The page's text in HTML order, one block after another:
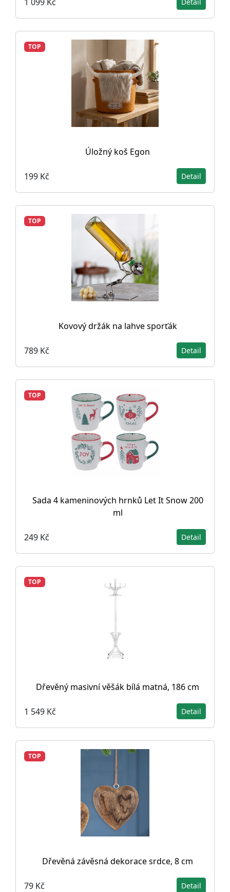
TOP
Úložný koš Egon
199 Kč Detail
TOP
Kovový držák na lahve sporťák
789 Kč Detail
TOP
Sada 4 kameninových hrnků Let It Snow 200
ml
249 Kč Detail
TOP
Dřevěný masivní věšák bílá matná, 186 cm
1 549 Kč Detail
TOP
Dřevěná závěsná dekorace srdce, 8 cm
79 Kč Detail